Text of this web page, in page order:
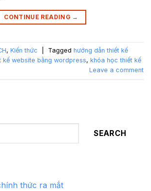
CONTINUE READING →
, Kiến thức Tagged hướng dẫn thiết kế
kế website bằng wordpress, khóa học thiết kế
Leave a comment
SEARCH
thức ra mắt